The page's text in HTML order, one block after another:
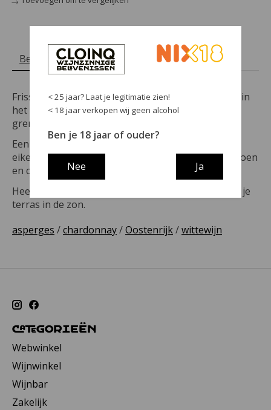
Beschrijving Reviews (1)
Frisse Chardonnay uit Burgenland, het wijngebied in
het oosten van Oostenrijk tegen de Hongaarse
grens.
Een wat a-typische Chardonnay. Niet het bekende
eikenhout of boter maar juist rijpe gele appel, meloen
en citrusfruit. Elegant.
Heerlijk bij asperges met zalm maar ook lekker op je
terras in de zon.
asperges /chardonnay/Oostenrijk/wittewijn
Categorieën
Webwinkel
Wijnwinkel
Wijnbar
Zakelijk
< 25 jaar? Laat je legitimatie zien!
< 18 jaar verkopen wij geen alcohol
Ben je 18 jaar of ouder?
Nee Ja